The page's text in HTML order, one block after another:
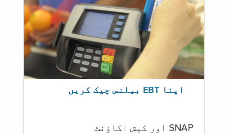
اپنا EBT بیلنس چیک کریں
SNAP اور کیش اکاؤنٹ